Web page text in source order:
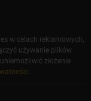
w celach reklamowych,
używanie plików
złożenie
.